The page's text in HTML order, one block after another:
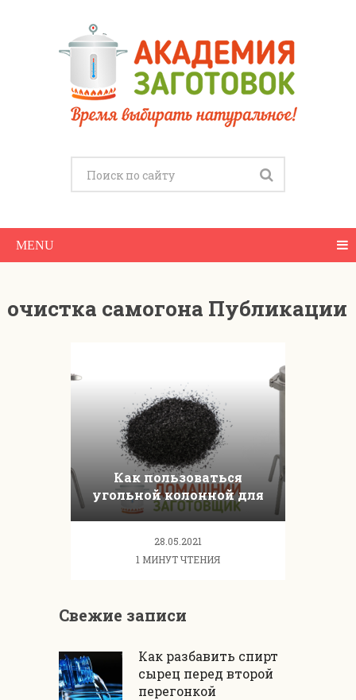
MENU
очистка самогона Публикации
Как пользоваться
угольной колонной для
очистки самогона
28.05.2021
1 МИНУТ ЧТЕНИЯ
Свежие записи
Как разбавить спирт
сырец перед второй
перегонкой